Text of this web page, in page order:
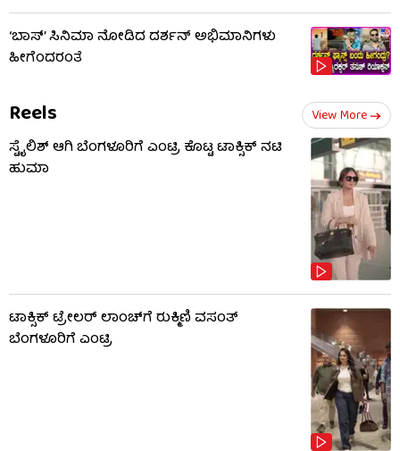
‘ಬಾಸ್’ ಸಿನಿಮಾ ನೋಡಿದ ದರ್ಶನ್ ಅಭಿಮಾನಿಗಳು
ಹೀಗೆಂದರಂತೆ
Reels View More
ಸ್ಟೈಲಿಶ್ ಆಗಿ ಬೆಂಗಳೂರಿಗೆ ಎಂಟ್ರಿ ಕೊಟ್ಟ ಟಾಕ್ಸಿಕ್ ನಟಿ
ಹುಮಾ
ಟಾಕ್ಸಿಕ್ ಟ್ರೇಲರ್ ಲಾಂಚ್​​​ಗೆ ರುಕ್ಮಿಣಿ ವಸಂತ್
ಬೆಂಗಳೂರಿಗೆ ಎಂಟ್ರಿ